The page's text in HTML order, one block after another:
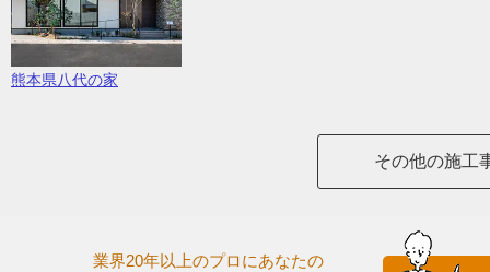
熊本県八代の家
その他の施工
業界20年以上のプロにあなたの